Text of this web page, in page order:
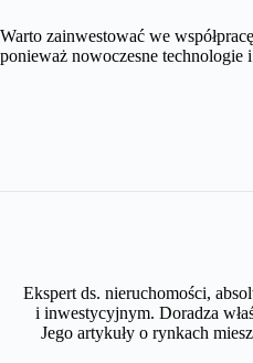
Warto zainwestować we
ponieważ nowoczesne technologie
Ekspert ds. nieruchomości,
i inwestycyjnym. Doradza
Jego artykuły o rynkach